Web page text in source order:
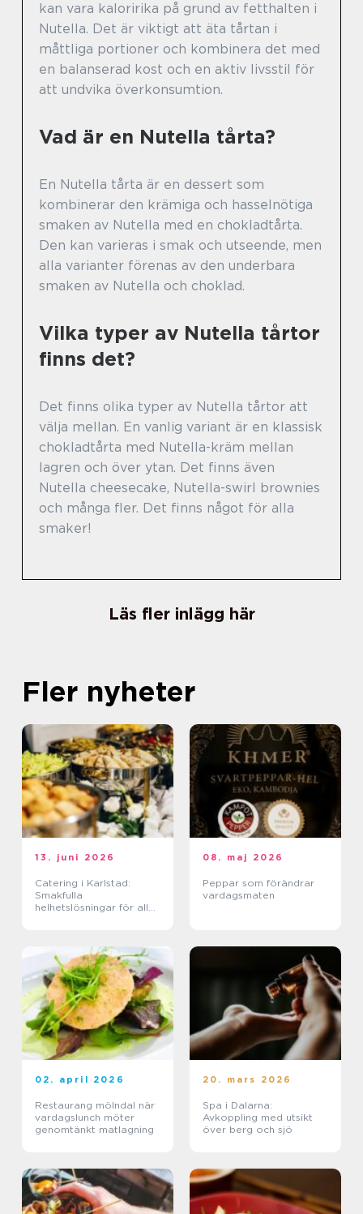
kan vara kaloririka på grund av fetthalten i
Nutella. Det är viktigt att äta tårtan i
måttliga portioner och kombinera det med
en balanserad kost och en aktiv livsstil för
att undvika överkonsumtion.
Vad är en Nutella tårta?
En Nutella tårta är en dessert som
kombinerar den krämiga och hasselnötiga
smaken av Nutella med en chokladtårta.
Den kan varieras i smak och utseende, men
alla varianter förenas av den underbara
smaken av Nutella och choklad.
Vilka typer av Nutella tårtor
finns det?
Det finns olika typer av Nutella tårtor att
välja mellan. En vanlig variant är en klassisk
chokladtårta med Nutella-kräm mellan
lagren och över ytan. Det finns även
Nutella cheesecake, Nutella-swirl brownies
och många fler. Det finns något för alla
smaker!
Läs fler inlägg här
Fler nyheter
13. juni 2026
Catering i Karlstad:
Smakfulla
helhetslösningar för alla
08. maj 2026
Peppar som förändrar
vardagsmaten
02. april 2026
Restaurang mölndal när
vardagslunch möter
genomtänkt matlagning
20. mars 2026
Spa i Dalarna:
Avkoppling med utsikt
över berg och sjö